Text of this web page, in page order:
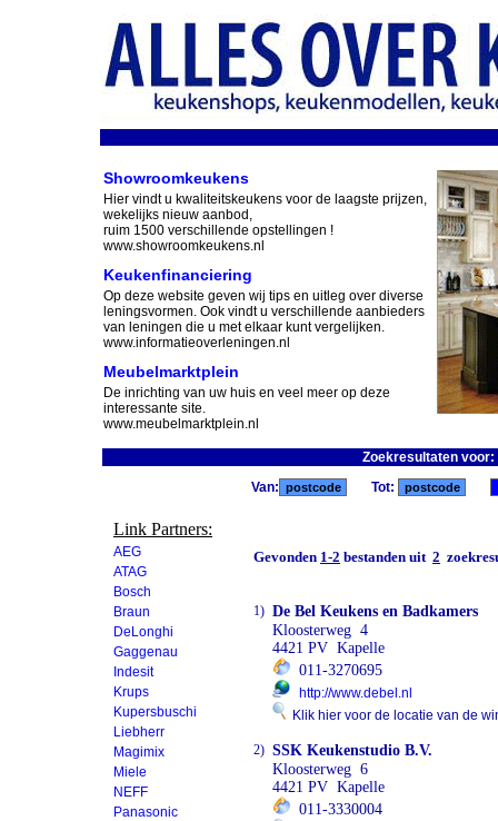
Showroomkeukens
Hier vindt u kwaliteitskeukens voor de laagste prijzen,
wekelijks nieuw aanbod,
ruim 1500 verschillende opstellingen !
www.showroomkeukens.nl
Keukenfinanciering
Op deze website geven wij tips en uitleg over diverse
leningsvormen. Ook vindt u verschillende aanbieders
van leningen die u met elkaar kunt vergelijken.
www.informatieoverleningen.nl
Meubelmarktplein
De inrichting van uw huis en veel meer op deze
interessante site.
www.meubelmarktplein.nl
Zoekresultaten
Link Partners:
AEG
ATAG
Bosch
Braun
DeLonghi
Gaggenau
Indesit
Krups
Kupersbuschi
Liebherr
Magimix
Miele
NEFF
Panasonic
Van: Tot:
Gevonden 1-2 bestanden uit 2
1) De Bel Keukens en Badkamers
Kloosterweg 4
4421 PV Kapelle
011-3270695
http://www.debel.nl
Klik hier voor de locatie van de
2) SSK Keukenstudio B.V.
Kloosterweg 6
4421 PV Kapelle
011-3330004